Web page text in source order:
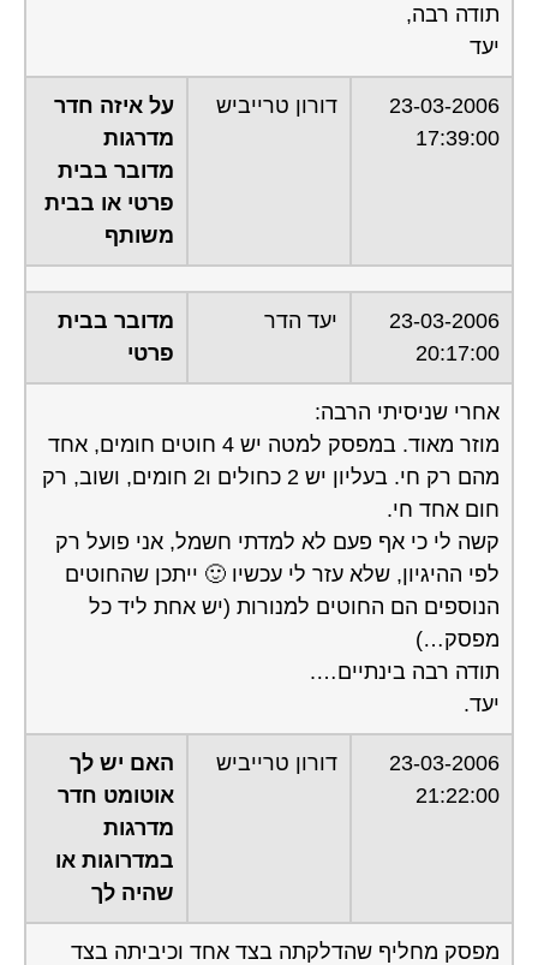
תודה רבה,
יעד
23-03-2006
17:39:00
דורון טרייביש
על איזה חדר
מדרגות
מדובר בבית
פרטי או בבית
משותף
23-03-2006
20:17:00
יעד הדר
מדובר בבית
פרטי
אחרי שניסיתי הרבה:
מוזר מאוד. במפסק למטה יש 4 חוטים חומים, אחד
מהם רק חי. בעליון יש 2 כחולים ו2 חומים, ושוב, רק
חום אחד חי.
קשה לי כי אף פעם לא למדתי חשמל, אני פועל רק
לפי ההיגיון, שלא עזר לי עכשיו 🙂 ייתכן שהחוטים
הנוספים הם החוטים למנורות (יש אחת ליד כל
מפסק…)
תודה רבה בינתיים….
יעד.
23-03-2006
21:22:00
דורון טרייביש
האם יש לך
אוטומט חדר
מדרגות
במדרוגות או
שהיה לך
מפסק מחליף שהדלקתה בצד אחד וכיביתה בצד